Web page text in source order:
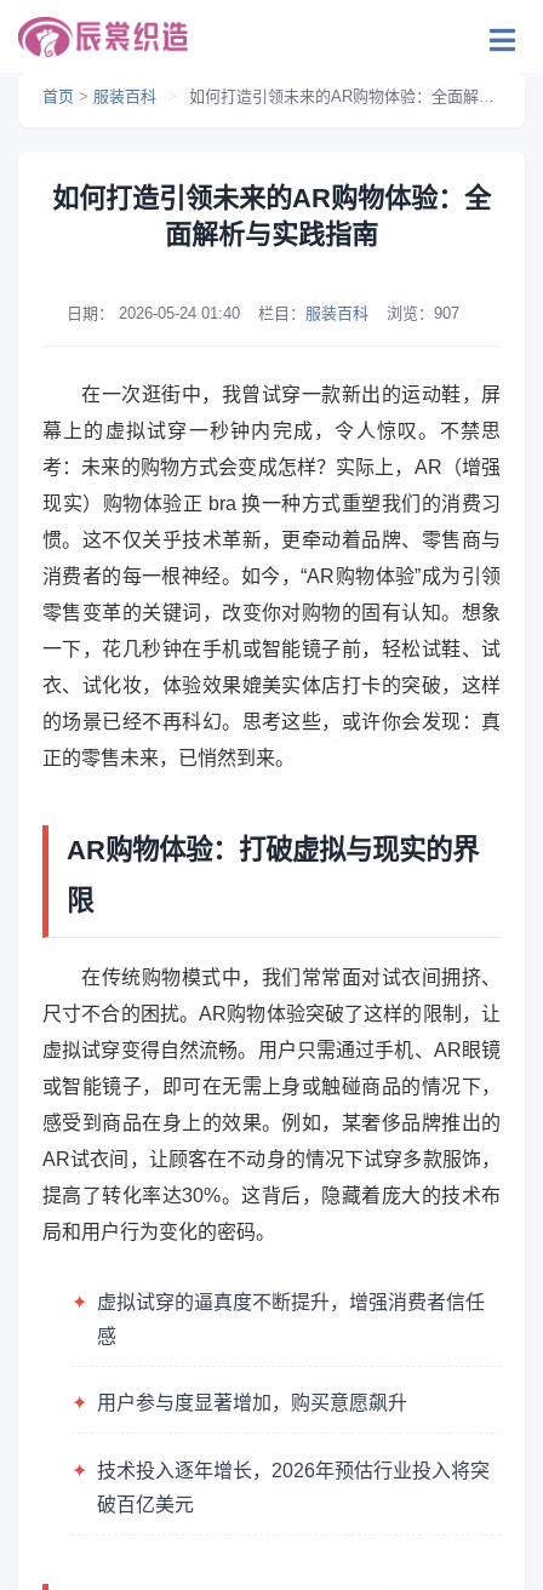
首页 > 服装百科 > 如何打造引领未来的AR购物体验：全面解析与实践指南
如何打造引领未来的AR购物体验：全
面解析与实践指南
日期： 2026-05-24 01:40 栏目： 服装百科 浏览： 907
在一次逛街中，我曾试穿一款新出的运动鞋，屏
幕上的虚拟试穿一秒钟内完成，令人惊叹。不禁思
考：未来的购物方式会变成怎样？实际上，AR（增强
现实）购物体验正 bra 换一种方式重塑我们的消费习
惯。这不仅关乎技术革新，更牵动着品牌、零售商与
消费者的每一根神经。如今，“AR购物体验”成为引领
零售变革的关键词，改变你对购物的固有认知。想象
一下，花几秒钟在手机或智能镜子前，轻松试鞋、试
衣、试化妆，体验效果媲美实体店打卡的突破，这样
的场景已经不再科幻。思考这些，或许你会发现：真
正的零售未来，已悄然到来。
AR购物体验：打破虚拟与现实的界
限
在传统购物模式中，我们常常面对试衣间拥挤、
尺寸不合的困扰。AR购物体验突破了这样的限制，让
虚拟试穿变得自然流畅。用户只需通过手机、AR眼镜
或智能镜子，即可在无需上身或触碰商品的情况下，
感受到商品在身上的效果。例如，某奢侈品牌推出的
AR试衣间，让顾客在不动身的情况下试穿多款服饰，
提高了转化率达30%。这背后，隐藏着庞大的技术布
局和用户行为变化的密码。
✦ 虚拟试穿的逼真度不断提升，增强消费者信任
感
✦ 用户参与度显著增加，购买意愿飙升
✦ 技术投入逐年增长，2026年预估行业投入将突
破百亿美元